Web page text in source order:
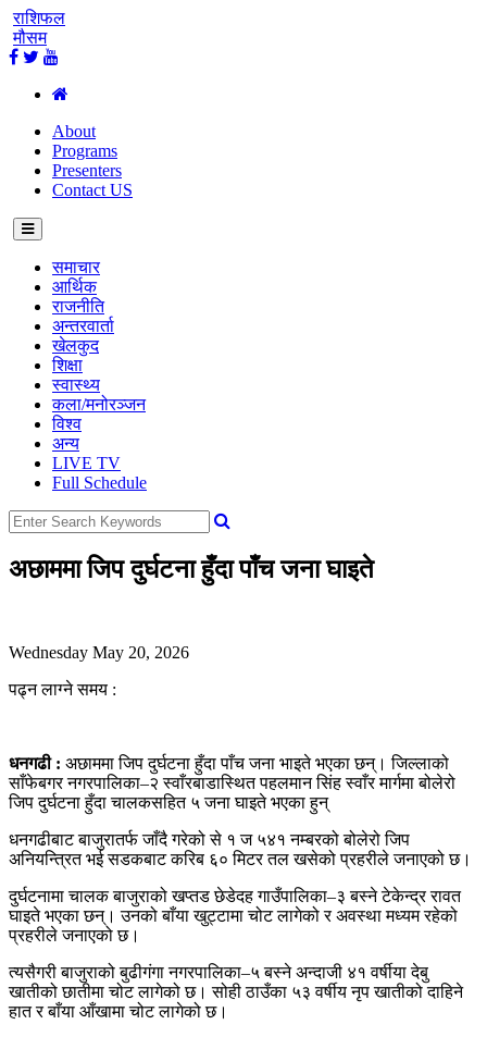
राशिफल
मौसम
About
Programs
Presenters
Contact US
समाचार
आर्थिक
राजनीति
अन्तरवार्ता
खेलकुद
शिक्षा
स्वास्थ्य
कला/मनोरञ्जन
विश्व
अन्य
LIVE TV
Full Schedule
अछाममा जिप दुर्घटना हुँदा पाँच जना घाइते
Wednesday May 20, 2026
पढ्न लाग्ने समय :
धनगढी : अछाममा जिप दुर्घटना हुँदा पाँच जना भाइते भएका छन्। जिल्लाको
साँफेबगर नगरपालिका–२ स्वाँरबाडास्थित पहलमान सिंह स्वाँर मार्गमा बोलेरो
जिप दुर्घटना हुँदा चालकसहित ५ जना घाइते भएका हुन्
धनगढीबाट बाजुरातर्फ जाँदै गरेको से १ ज ५४१ नम्बरको बोलेरो जिप
अनियन्त्रित भई सडकबाट करिब ६० मिटर तल खसेको प्रहरीले जनाएको छ।
दुर्घटनामा चालक बाजुराको खप्तड छेडेदह गाउँपालिका–३ बस्ने टेकेन्द्र रावत
घाइते भएका छन्। उनको बाँया खुट्टामा चोट लागेको र अवस्था मध्यम रहेको
प्रहरीले जनाएको छ।
त्यसैगरी बाजुराको बुढीगंगा नगरपालिका–५ बस्ने अन्दाजी ४१ वर्षीया देबु
खातीको छातीमा चोट लागेको छ। सोही ठाउँका ५३ वर्षीय नृप खातीको दाहिने
हात र बाँया आँखामा चोट लागेको छ।